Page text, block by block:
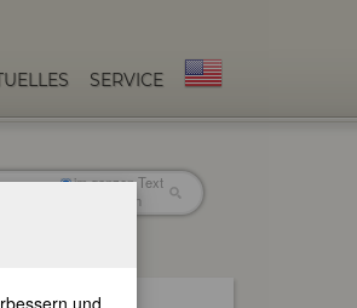
SERVICE
im ganzen Text
nur in Titeln
und